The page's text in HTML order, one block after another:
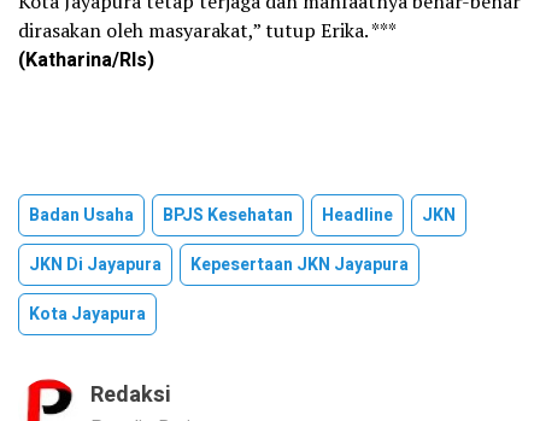
dirasakan oleh masyarakat,” tutup Erika. ***
(Katharina/Rls)
Badan Usaha BPJS Kesehatan Headline
JKN
JKN Di Jayapura
Kepesertaan JKN Jayapura
Kota Jayapura
Redaksi